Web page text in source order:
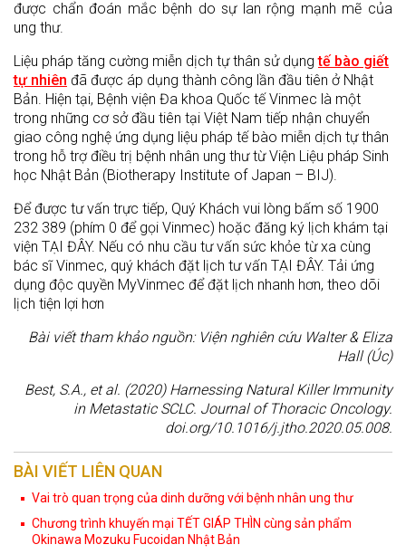
được chẩn đoán mắc bệnh do sự lan rộng mạnh mẽ của
ung thư.
Liệu pháp tăng cường miễn dịch tự thân sử dụngtế bào giết
tự nhiên đã được áp dụng thành công lần đầu tiên ở Nhật
Bản. Hiện tại, Bệnh viện Đa khoa Quốc tế Vinmec là một
trong những cơ sở đầu tiên tại Việt Nam tiếp nhận chuyển
giao công nghệ ứng dụng liệu pháp tế bào miễn dịch tự thân
trong hỗ trợ điều trị bệnh nhân ung thư từ Viện Liệu pháp Sinh
học Nhật Bản (Biotherapy Institute of Japan – BIJ).
Để được tư vấn trực tiếp, Quý Khách vui lòng bấm số 1900
232 389 (phím 0 để gọi Vinmec) hoặc đăng ký lịch khám tại
viện TẠI ĐÂY. Nếu có nhu cầu tư vấn sức khỏe từ xa cùng
bác sĩ Vinmec, quý khách đặt lịch tư vấn TẠI ĐÂY. Tải ứng
dụng độc quyền MyVinmec để đặt lịch nhanh hơn, theo dõi
lịch tiện lợi hơn
Bài viết tham khảo nguồn: Viện nghiên cứu Walter & Eliza
Hall (Úc)
Best, S.A., et al. (2020) Harnessing Natural Killer Immunity
in Metastatic SCLC. Journal of Thoracic Oncology.
doi.org/10.1016/j.jtho.2020.05.008.
BÀI VIẾT LIÊN QUAN
Vai trò quan trọng của dinh dưỡng với bệnh nhân ung thư
Chương trình khuyến mại TẾT GIÁP THÌN cùng sản phẩm
Okinawa Mozuku Fucoidan Nhật Bản